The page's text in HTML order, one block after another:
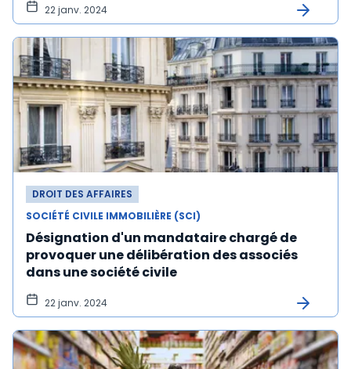
22 janv. 2024
DROIT DES AFFAIRES
SOCIÉTÉ CIVILE IMMOBILIÈRE (SCI)
Désignation d'un mandataire chargé de
provoquer une délibération des associés
dans une société civile
22 janv. 2024